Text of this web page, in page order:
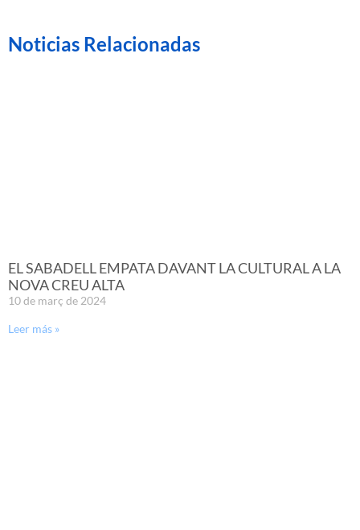
Noticias Relacionadas
EL SABADELL EMPATA DAVANT LA CULTURAL A LA
NOVA CREU ALTA
10 de març de 2024
Leer más »